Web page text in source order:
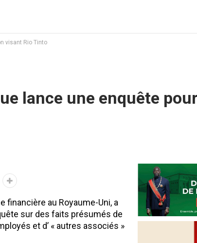
visant Rio Tinto
lance une enquête
financière au Royaume-Uni, a
sur des faits présumés de
et d’ « autres associés »